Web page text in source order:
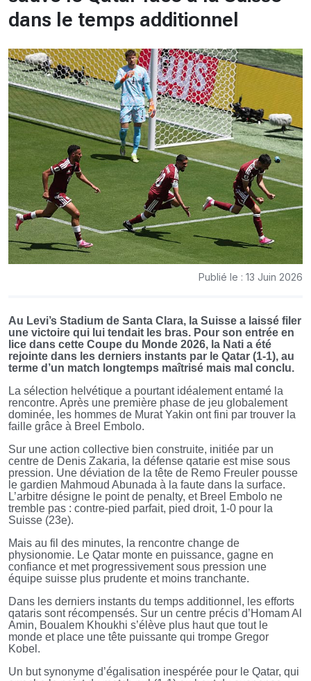
dans le temps additionnel
Publié le : 13 Juin 2026
Au Levi’s Stadium de Santa Clara, la Suisse a laissé filer
une victoire qui lui tendait les bras. Pour son entrée en
lice dans cette Coupe du Monde 2026, la Nati a été
rejointe dans les derniers instants par le Qatar (1-1), au
terme d’un match longtemps maîtrisé mais mal conclu.
La sélection helvétique a pourtant idéalement entamé la
rencontre. Après une première phase de jeu globalement
dominée, les hommes de Murat Yakin ont fini par trouver la
faille grâce à Breel Embolo.
Sur une action collective bien construite, initiée par un
centre de Denis Zakaria, la défense qatarie est mise sous
pression. Une déviation de la tête de Remo Freuler pousse
le gardien Mahmoud Abunada à la faute dans la surface.
L’arbitre désigne le point de penalty, et Breel Embolo ne
tremble pas : contre-pied parfait, pied droit, 1-0 pour la
Suisse (23e).
Mais au fil des minutes, la rencontre change de
physionomie. Le Qatar monte en puissance, gagne en
confiance et met progressivement sous pression une
équipe suisse plus prudente et moins tranchante.
Dans les derniers instants du temps additionnel, les efforts
qataris sont récompensés. Sur un centre précis d’Homam Al
Amin, Boualem Khoukhi s’élève plus haut que tout le
monde et place une tête puissante qui trompe Gregor
Kobel.
Un but synonyme d’égalisation inespérée pour le Qatar, qui